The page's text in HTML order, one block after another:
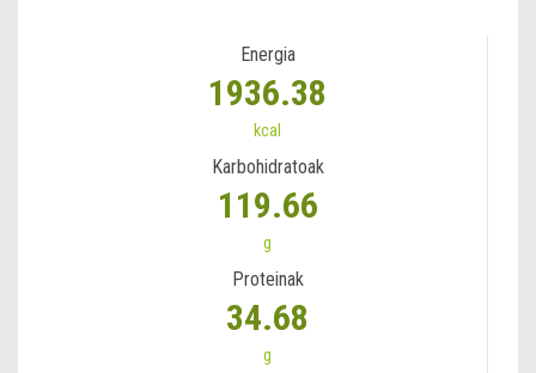
Energia
1936.38
kcal
Karbohidratoak
119.66
g
Proteinak
34.68
g